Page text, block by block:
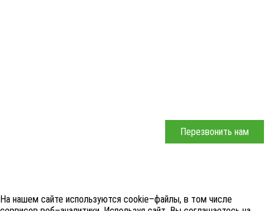
Перезвонить нам
На нашем сайте используются cookie–файлы, в том числе